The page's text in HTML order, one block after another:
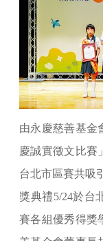
由永慶慈善基金
慶誠實徵文比賽
台北市區賽共吸
獎典禮5/24於台
賽各組優秀得獎